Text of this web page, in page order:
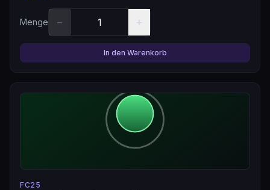
Menge − +
In den Warenkorb
FC25